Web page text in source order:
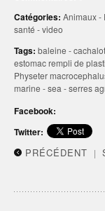
Catégories: Animaux-
santé -video
Tags: baleine -cachalot
estomac rempli de
Physeter
marine -sea -serres
Facebook:
Twitter:
PRÉCÉDENT |